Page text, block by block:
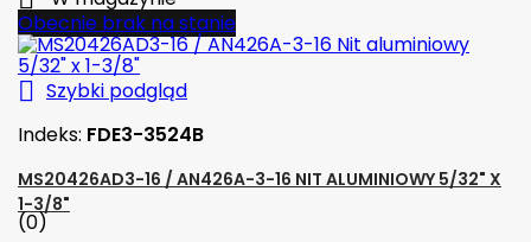
Obecnie brak na stanie
 Szybki podgląd
Indeks: FDE3-3524B
MS20426AD3-16 / AN426A-3-16 NIT ALUMINIOWY 5/32" X
1-3/8"
(0)